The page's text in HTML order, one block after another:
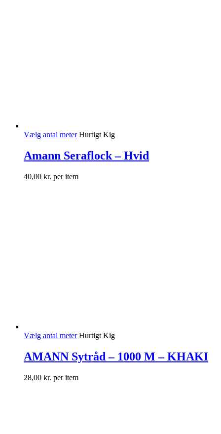
Vælg antal meter Hurtigt Kig
Amann Seraflock – Hvid
40,00 kr. per item
Vælg antal meter Hurtigt Kig
AMANN Sytråd – 1000 M – KHAKI
28,00 kr. per item